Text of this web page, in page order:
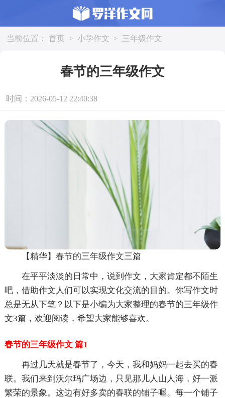
当前位置： 首页 > 小学作文 > 三年级作文
春节的三年级作文
时间：2026-05-12 22:40:38
【精华】春节的三年级作文三篇
在平平淡淡的日常中，说到作文，大家肯定都不陌生
吧，借助作文人们可以实现文化交流的目的。你写作文时
总是无从下笔？以下是小编为大家整理的春节的三年级作
文3篇，欢迎阅读，希望大家能够喜欢。
春节的三年级作文 篇1
再过几天就是春节了，今天，我和妈妈一起去买的春
联。我们来到沃尔玛广场边，只见那儿人山人海，好一派
繁荣的景象。这边有好多卖的春联的铺子喔。每一个铺子